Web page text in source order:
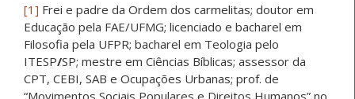
[1] Frei e padre da Ordem dos carmelitas; doutor em
Educação pela FAE/UFMG; licenciado e bacharel em
Filosofia pela UFPR; bacharel em Teologia pelo
ITESP/SP; mestre em Ciências Bíblicas; assessor da
CPT, CEBI, SAB e Ocupações Urbanas; prof. de
“Movimentos Sociais Populares e Direitos Humanos” no